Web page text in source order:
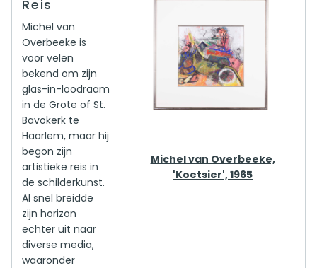
Reis
Michel van
Overbeeke is
voor velen
bekend om zijn
glas-in-loodraam
in de Grote of St.
Bavokerk te
Haarlem, maar hij
begon zijn
artistieke reis in
de schilderkunst.
Al snel breidde
zijn horizon
echter uit naar
diverse media,
waaronder
Michel van Overbeeke,
'Koetsier', 1965